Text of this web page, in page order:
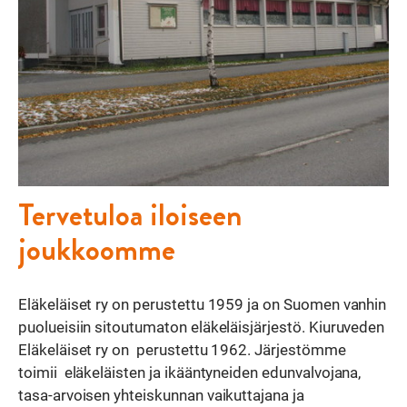
Tervetuloa iloiseen
joukkoomme
Eläkeläiset ry on perustettu 1959 ja on Suomen vanhin
puolueisiin sitoutumaton eläkeläisjärjestö. Kiuruveden
Eläkeläiset ry on perustettu 1962. Järjestömme
toimii eläkeläisten ja ikääntyneiden edunvalvojana,
tasa-arvoisen yhteiskunnan vaikuttajana ja